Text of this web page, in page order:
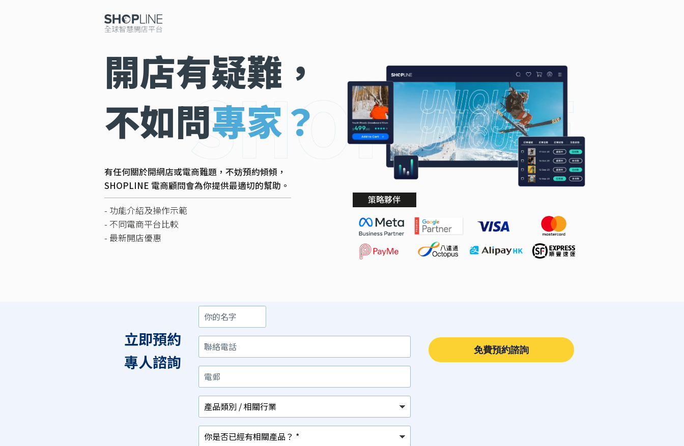
開店有疑難，
不如問專家？
有任何關於開網店或電商難題，不妨預約傾傾，
SHOPLINE 電商顧問會為你提供最適切的幫助。
策略夥伴
- 功能介紹及操作示範
- 不同電商平台比較
- 最新開店優惠
你
的
名
字
聯
絡
電
話
電
郵
產
品
類
別
相
關
行
業
你
是
否
已
經
有
相
關
產
品？
你
對
以
下
那
項
最
感
興
趣？
免費預約諮詢
立即預約
專人諮詢